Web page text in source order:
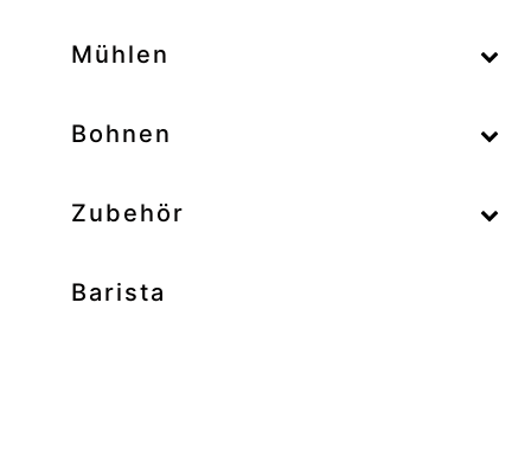
Mühlen
–
Bohnen
–
Zubehör
Barista